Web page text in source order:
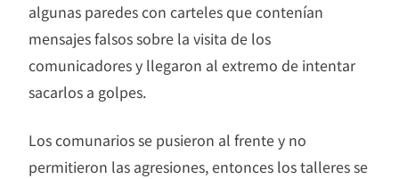
algunas paredes con carteles que contenían
mensajes falsos sobre la visita de los
comunicadores y llegaron al extremo de intentar
sacarlos a golpes.
Los comunarios se pusieron al frente y no
permitieron las agresiones, entonces los talleres se